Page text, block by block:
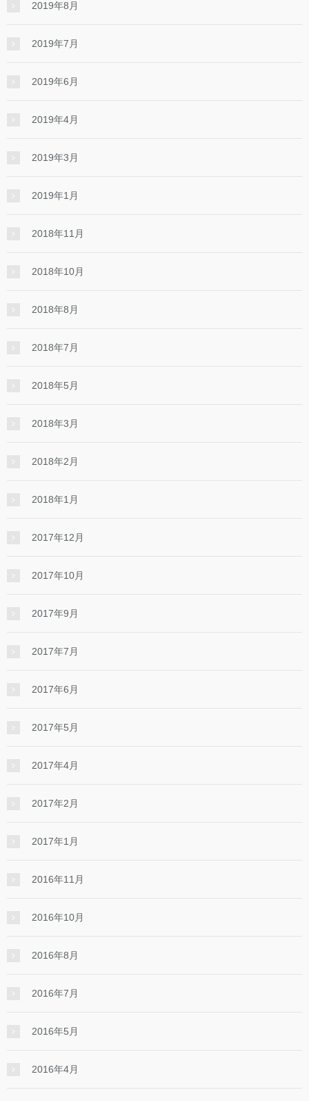
2019年8月
2019年7月
2019年6月
2019年4月
2019年3月
2019年1月
2018年11月
2018年10月
2018年8月
2018年7月
2018年5月
2018年3月
2018年2月
2018年1月
2017年12月
2017年10月
2017年9月
2017年7月
2017年6月
2017年5月
2017年4月
2017年2月
2017年1月
2016年11月
2016年10月
2016年8月
2016年7月
2016年5月
2016年4月